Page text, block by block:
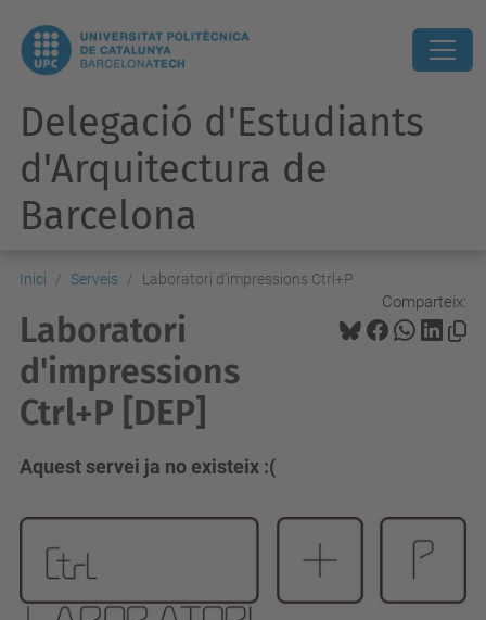
Delegació d'Estudiants
d'Arquitectura de
Barcelona
Inici Serveis Laboratori d'impressions Ctrl+P
Comparteix:
Laboratori
d'impressions
Ctrl+P [DEP]
Aquest servei ja no existeix :(